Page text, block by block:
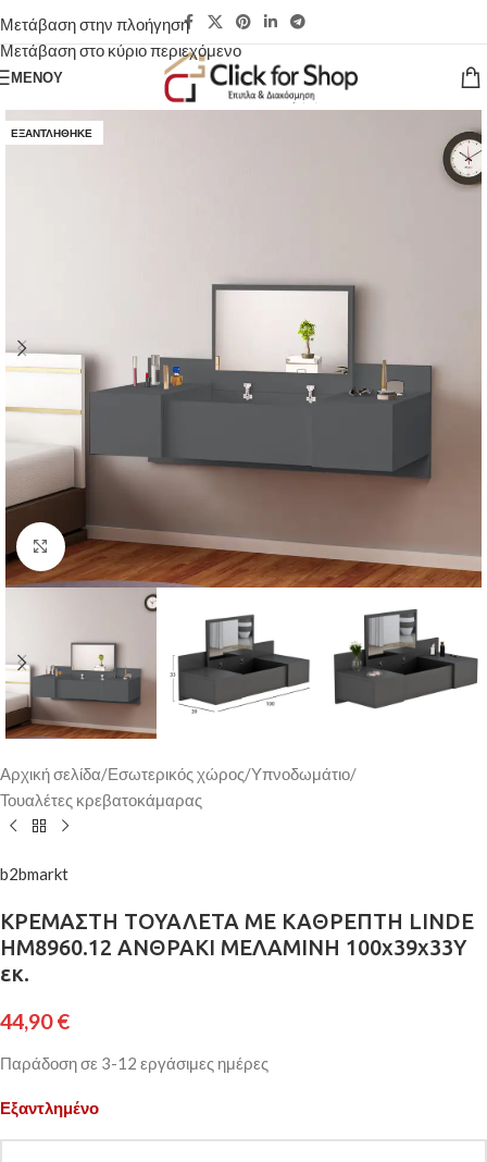
Μετάβαση στην πλοήγηση
Μετάβαση στο κύριο περιεχόμενο
ΜΕΝΟΎ
ΕΞΑΝΤΛΉΘΗΚΕ
Κάντε κλικ για μεγέθυνση
Αρχική σελίδα/Εσωτερικός χώρος/Υπνοδωμάτιο/
Τουαλέτες κρεβατοκάμαρας
b2bmarkt
ΚΡΕΜΑΣΤΗ ΤΟΥΑΛΕΤΑ ΜΕ ΚΑΘΡΕΠΤΗ LINDE
HM8960.12 ΑΝΘΡΑΚΙ ΜΕΛΑΜΙΝΗ 100x39x33Y
εκ.
44,90€
Παράδοση σε 3-12 εργάσιμες ημέρες
Εξαντλημένο